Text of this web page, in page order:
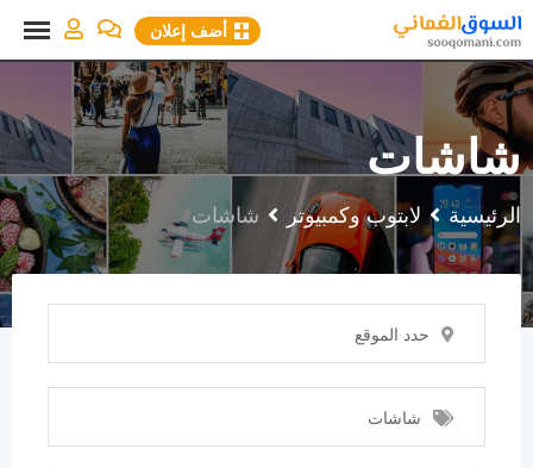
انتقل
إلى
المحتوى
أضف إعلان
شاشات
الرئيسية لابتوب وكمبيوتر شاشات
حدد الموقع
شاشات